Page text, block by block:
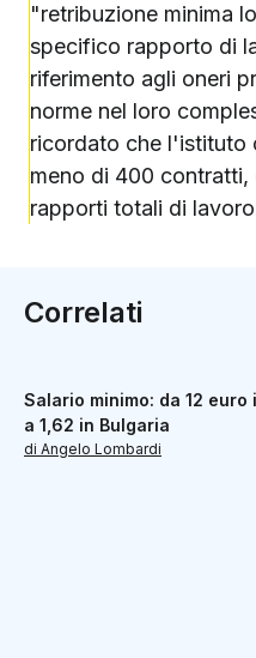
"retribuzione minima
specifico rapporto di
riferimento agli oneri
norme nel loro
ricordato che l'istituto
meno di 400
rapporti totali di
Correlati
Salario minimo: da 12 euro
a 1,62 in Bulgaria
di Angelo Lombardi